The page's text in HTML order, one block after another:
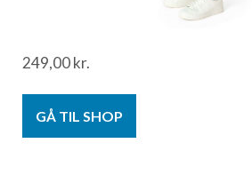
249,00kr.
GÅ TIL SHOP